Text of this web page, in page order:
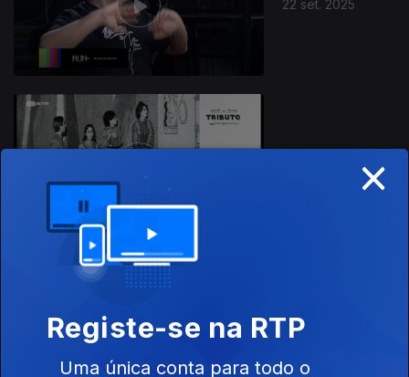
22 set. 2025
19 set. 2025
×
Registe-se na RTP
Uma única conta para todo o